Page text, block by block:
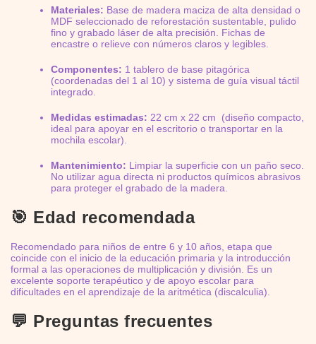
Materiales: Base de madera maciza de alta densidad o
MDF seleccionado de reforestación sustentable, pulido
fino y grabado láser de alta precisión. Fichas de
encastre o relieve con números claros y legibles.
Componentes: 1 tablero de base pitagórica
(coordenadas del 1 al 10) y sistema de guía visual táctil
integrado.
Medidas estimadas: 22 cm x 22 cm (diseño compacto,
ideal para apoyar en el escritorio o transportar en la
mochila escolar).
Mantenimiento: Limpiar la superficie con un paño seco.
No utilizar agua directa ni productos químicos abrasivos
para proteger el grabado de la madera.
🎯 Edad recomendada
Recomendado para niños de entre 6 y 10 años, etapa que
coincide con el inicio de la educación primaria y la introducción
formal a las operaciones de multiplicación y división. Es un
excelente soporte terapéutico y de apoyo escolar para
dificultades en el aprendizaje de la aritmética (discalculia).
💬 Preguntas frecuentes